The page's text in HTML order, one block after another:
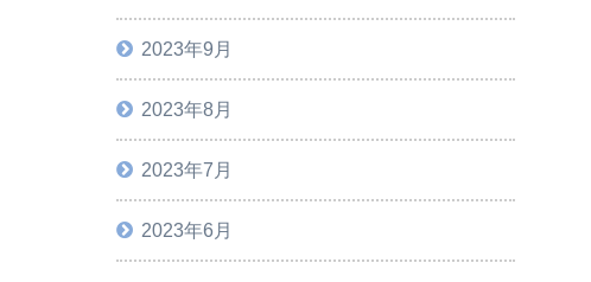
2023年9月
2023年8月
2023年7月
2023年6月